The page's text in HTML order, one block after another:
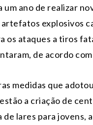
um ano de realizar
explosivos
os ataques a tiros
de acordo
medidas que
a criação de
lares para jovens,